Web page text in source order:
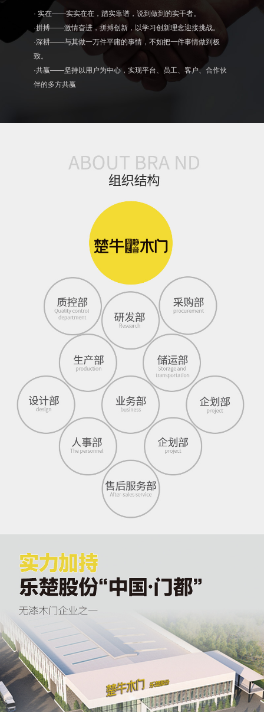
· 实在——实实在在，踏实靠谱，说到做到的实干者。
·拼搏——激情奋进，拼搏创新，以学习创新理念迎接挑战。
·深耕——与其做一万件平庸的事情，不如把一件事情做到极
致。
·共赢——坚持以用户为中心，实现平台、员工、客户、合作伙
伴的多方共赢